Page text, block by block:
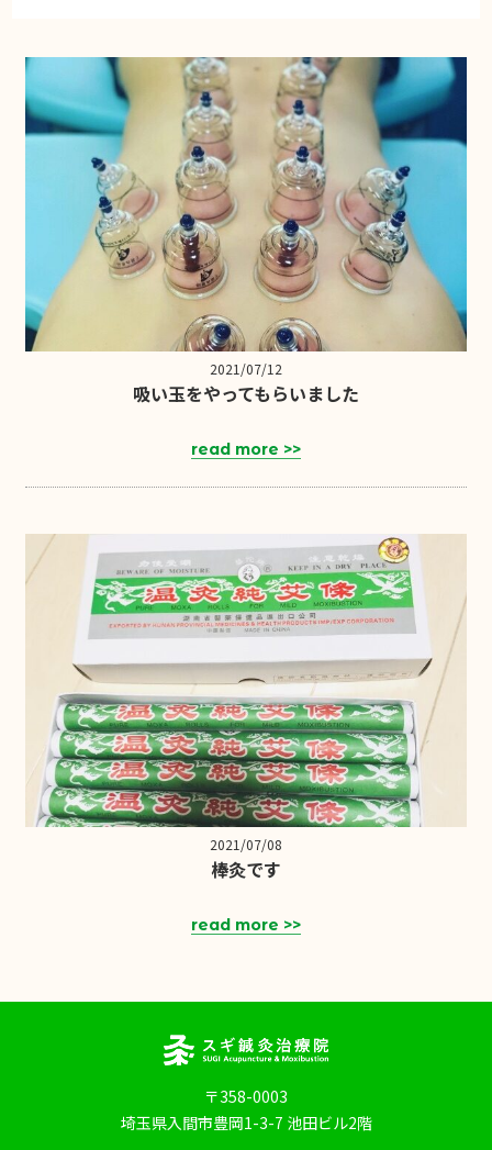
2021/07/12
吸い玉をやってもらいました
read more >>
2021/07/08
棒灸です
read more >>
〒358-0003
埼玉県入間市豊岡1-3-7 池田ビル2階